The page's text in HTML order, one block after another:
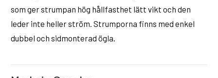
som ger strumpan hög hållfasthet lätt vikt och den
leder inte heller ström. Strumporna finns med enkel
dubbel och sidmonterad ögla.